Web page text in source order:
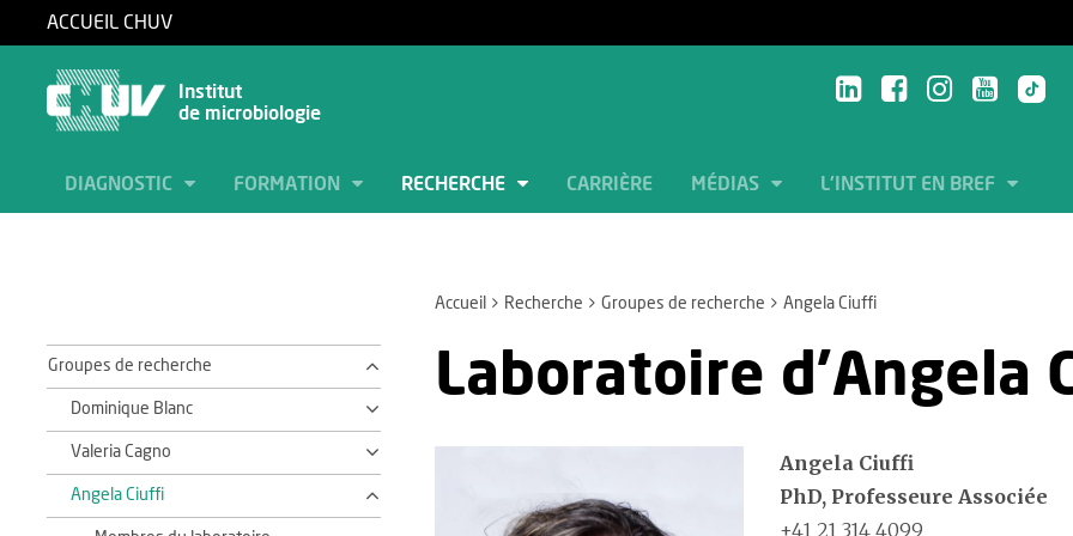
ACCUEIL CHUV
Institut
de microbiologie
DIAGNOSTIC FORMATION RECHERCHE CARRIÈRE MÉDIAS L'INSTITUT EN BREF
Accueil Recherche Groupes de recherche Angela Ciuffi
Groupes de recherche
Dominique Blanc
Valeria Cagno
Angela Ciuffi
Laboratoire d'Angela
Angela Ciuffi
PhD, Professeure Associée
+41 21 314 4099